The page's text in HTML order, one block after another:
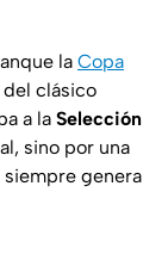
la Copa
del clásico
a la Selección
sino por una
genera